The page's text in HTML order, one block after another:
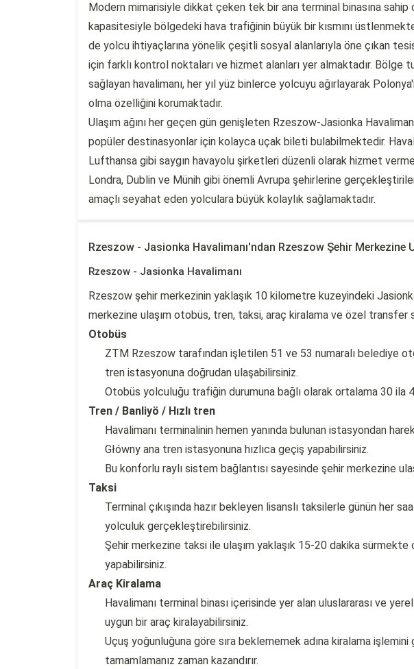
Modern mimarisiyle dikkat çeken tek bir ana terminal binasına sahip
kapasitesiyle bölgedeki hava trafiğinin büyük bir kısmını
de yolcu ihtiyaçlarına yönelik çeşitli sosyal alanlarıyla öne çıkan
için farklı kontrol noktaları ve hizmet alanları yer almaktadır. Bölge
sağlayan havalimanı, her yıl yüz binlerce yolcuyu ağırlayarak
olma özelliğini korumaktadır.
Ulaşım ağını her geçen gün genişleten Rzeszow-Jasionka
popüler destinasyonlar için kolayca uçak bileti bulabilmektedir.
Lufthansa gibi saygın havayolu şirketleri düzenli olarak hizmet
Londra, Dublin ve Münih gibi önemli Avrupa şehirlerine
amaçlı seyahat eden yolculara büyük kolaylık sağlamaktadır.
Rzeszow - Jasionka Havalimanı'ndan Rzeszow Şehir Merkezine
Rzeszow - Jasionka Havalimanı
Rzeszow şehir merkezinin yaklaşık 10 kilometre kuzeyindeki
merkezine ulaşım otobüs, tren, taksi, araç kiralama ve özel transfer
Otobüs
ZTM Rzeszow tarafından işletilen 51 ve 53 numaralı belediye
tren istasyonuna doğrudan ulaşabilirsiniz.
Otobüs yolculuğu trafiğin durumuna bağlı olarak ortalama 30 ila
Tren / Banliyö / Hızlı tren
Havalimanı terminalinin hemen yanında bulunan istasyondan
Główny ana tren istasyonuna hızlıca geçiş yapabilirsiniz.
Bu konforlu raylı sistem bağlantısı sayesinde şehir merkezine
Taksi
Terminal çıkışında hazır bekleyen lisanslı taksilerle günün her
yolculuk gerçekleştirebilirsiniz.
Şehir merkezine taksi ile ulaşım yaklaşık 15-20 dakika
yapabilirsiniz.
Araç Kiralama
Havalimanı terminal binası içerisinde yer alan uluslararası ve
uygun bir araç kiralayabilirsiniz.
Uçuş yoğunluğuna göre sıra beklememek adına kiralama
tamamlamanız zaman kazandırır.